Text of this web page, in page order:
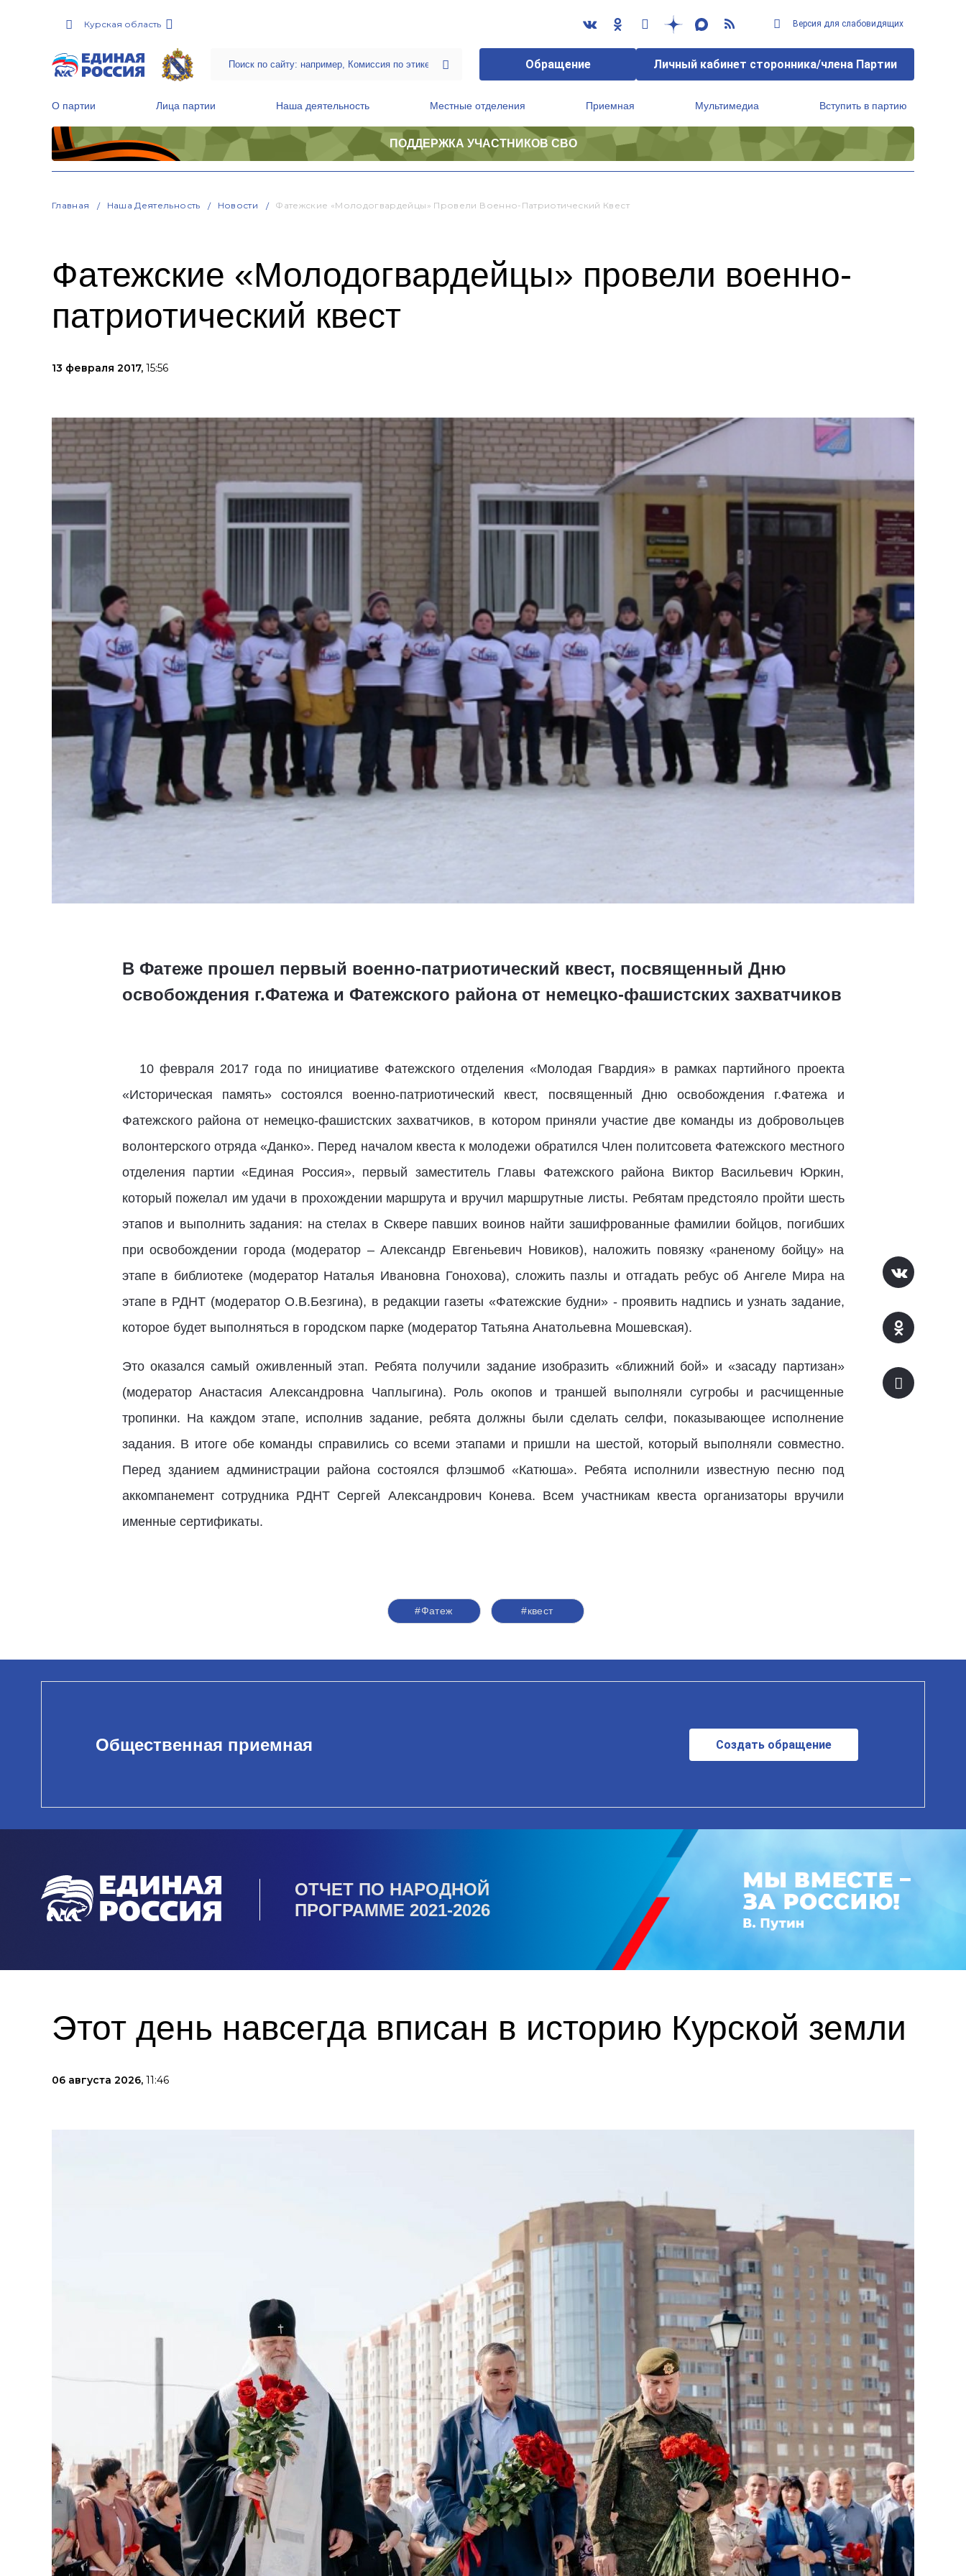
Курская область Версия для слабовидящих
Обращение Личный кабинет сторонника/члена Партии
О партии Лица партии Наша деятельность Местные отделения Приемная Мультимедиа Вступить в партию
ПОДДЕРЖКА УЧАСТНИКОВ СВО
Главная Наша Деятельность Новости Фатежские «Молодогвардейцы» Провели Военно-Патриотический Квест
Фатежские «Молодогвардейцы» провели военно-
патриотический квест
13 февраля 2017, 15:56
В Фатеже прошел первый военно-патриотический квест, посвященный Дню
освобождения г.Фатежа и Фатежского района от немецко-фашистских захватчиков
10 февраля 2017 года по инициативе Фатежского отделения «Молодая Гвардия» в рамках партийного проекта
«Историческая память» состоялся военно-патриотический квест, посвященный Дню освобождения г.Фатежа и
Фатежского района от немецко-фашистских захватчиков, в котором приняли участие две команды из добровольцев
волонтерского отряда «Данко». Перед началом квеста к молодежи обратился Член политсовета Фатежского местного
отделения партии «Единая Россия», первый заместитель Главы Фатежского района Виктор Васильевич Юркин,
который пожелал им удачи в прохождении маршрута и вручил маршрутные листы. Ребятам предстояло пройти шесть
этапов и выполнить задания: на стелах в Сквере павших воинов найти зашифрованные фамилии бойцов, погибших
при освобождении города (модератор – Александр Евгеньевич Новиков), наложить повязку «раненому бойцу» на
этапе в библиотеке (модератор Наталья Ивановна Гонохова), сложить пазлы и отгадать ребус об Ангеле Мира на
этапе в РДНТ (модератор О.В.Безгина), в редакции газеты «Фатежские будни» - проявить надпись и узнать задание,
которое будет выполняться в городском парке (модератор Татьяна Анатольевна Мошевская).
Это оказался самый оживленный этап. Ребята получили задание изобразить «ближний бой» и «засаду партизан»
(модератор Анастасия Александровна Чаплыгина). Роль окопов и траншей выполняли сугробы и расчищенные
тропинки. На каждом этапе, исполнив задание, ребята должны были сделать селфи, показывающее исполнение
задания. В итоге обе команды справились со всеми этапами и пришли на шестой, который выполняли совместно.
Перед зданием администрации района состоялся флэшмоб «Катюша». Ребята исполнили известную песню под
аккомпанемент сотрудника РДНТ Сергей Александрович Конева. Всем участникам квеста организаторы вручили
именные сертификаты.
#Фатеж #квест
Общественная приемная Создать обращение
ОТЧЕТ ПО НАРОДНОЙ
ПРОГРАММЕ 2021-2026
Этот день навсегда вписан в историю Курской земли
06 августа 2026, 11:46